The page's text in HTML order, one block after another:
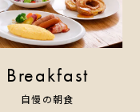
Breakfast
自慢の朝食